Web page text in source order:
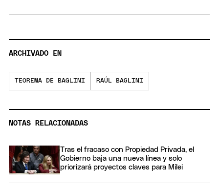
ARCHIVADO EN
TEOREMA DE BAGLINI RAÚL BAGLINI
NOTAS RELACIONADAS
Tras el fracaso con Propiedad Privada, el
Gobierno baja una nueva línea y solo
priorizará proyectos claves para Milei